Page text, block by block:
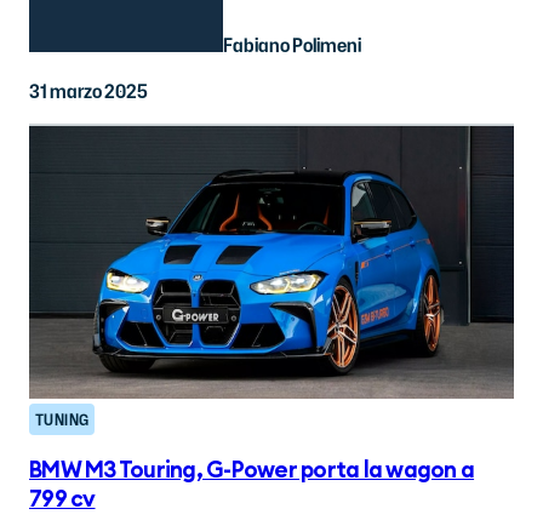
Fabiano Polimeni
31 marzo 2025
TUNING
BMW M3 Touring, G-Power porta la wagon a
799 cv